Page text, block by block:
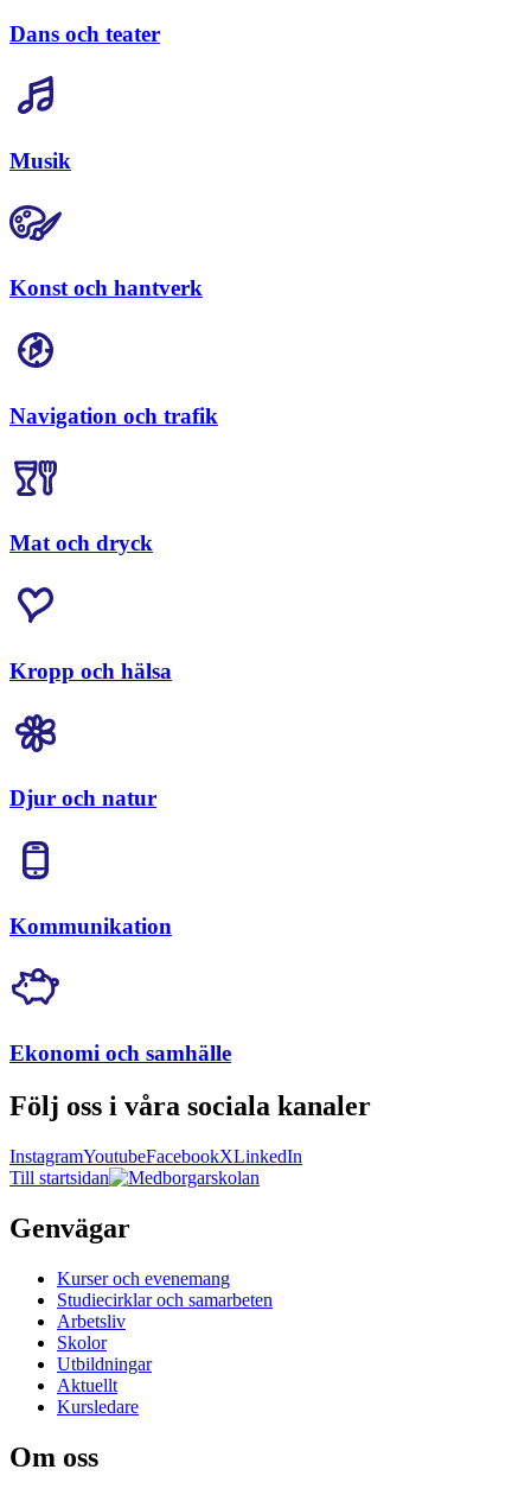
Dans och teater
Musik
Konst och hantverk
Navigation och trafik
Mat och dryck
Kropp och hälsa
Djur och natur
Kommunikation
Ekonomi och samhälle
Följ oss i våra sociala kanaler
InstagramYoutubeFacebookXLinkedIn
Till startsidan
Genvägar
Kurser och evenemang
Studiecirklar och samarbeten
Arbetsliv
Skolor
Utbildningar
Aktuellt
Kursledare
Om oss